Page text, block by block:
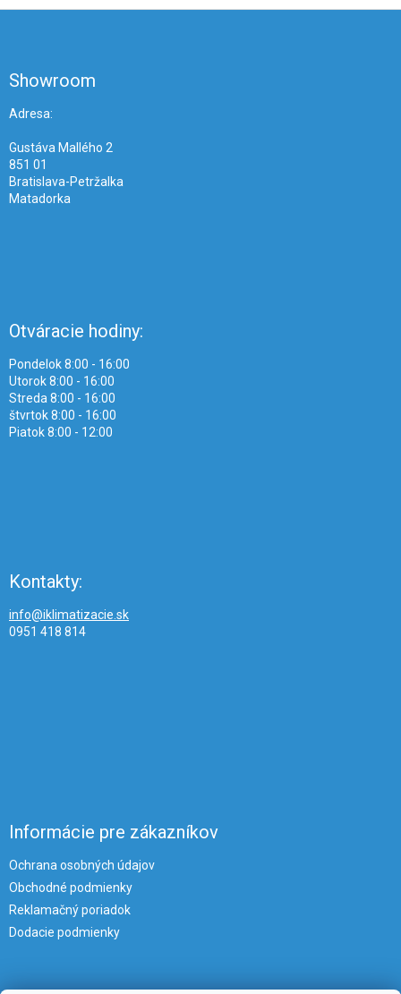
Showroom
Adresa:
Gustáva Mallého 2
851 01
Bratislava-Petržalka
Matadorka
Otváracie hodiny:
Pondelok 8:00 - 16:00
Utorok 8:00 - 16:00
Streda 8:00 - 16:00
štvrtok 8:00 - 16:00
Piatok 8:00 - 12:00
Kontakty:
info@iklimatizacie.sk
0951 418 814
Informácie pre zákazníkov
Ochrana osobných údajov
Obchodné podmienky
Reklamačný poriadok
Dodacie podmienky